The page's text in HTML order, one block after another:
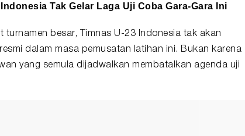
Tak Gelar Laga Uji Coba Gara-Gara Ini
turnamen besar, Timnas U-23 Indonesia tak akan
dalam masa pemusatan latihan ini. Bukan karena
yang semula dijadwalkan membatalkan agenda uji